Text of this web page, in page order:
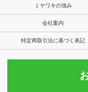
ミヤワキの強み
会社案内
特定商取引法に基づく表記